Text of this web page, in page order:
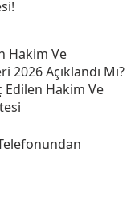
Hakim Ve
2026 Açıklandı Mı?
Hakim Ve